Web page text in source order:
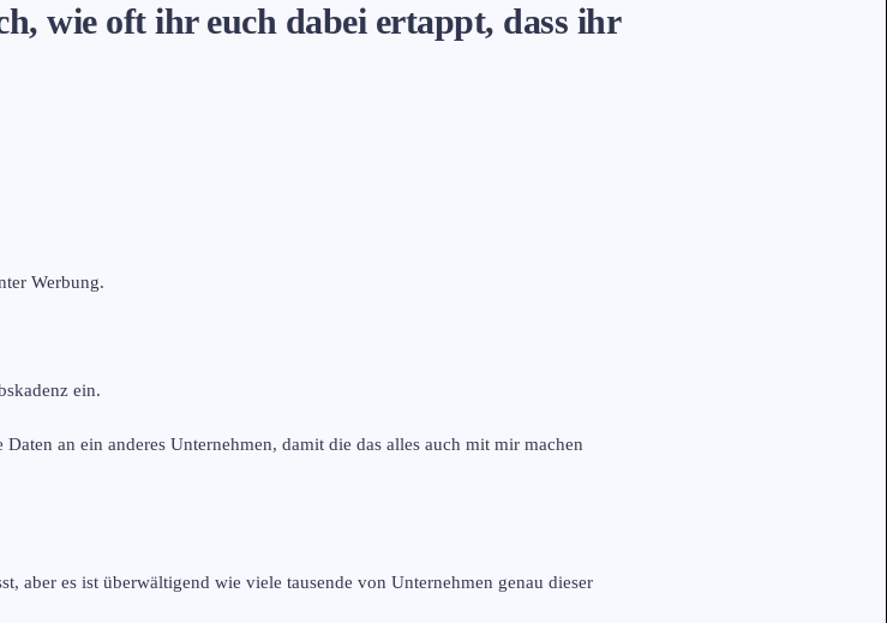
wie oft ihr euch dabei ertappt, dass ihr
Werbung.
ein.
an ein anderes Unternehmen, damit die das alles auch mit mir machen
aber es ist überwältigend wie viele tausende von Unternehmen genau dieser